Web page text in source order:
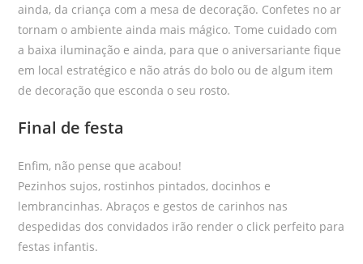
ainda, da criança com a mesa de decoração. Confetes no ar
tornam o ambiente ainda mais mágico. Tome cuidado com
a baixa iluminação e ainda, para que o aniversariante fique
em local estratégico e não atrás do bolo ou de algum item
de decoração que esconda o seu rosto.
Final de festa
Enfim, não pense que acabou!
Pezinhos sujos, rostinhos pintados, docinhos e
lembrancinhas. Abraços e gestos de carinhos nas
despedidas dos convidados irão render o click perfeito para
festas infantis.